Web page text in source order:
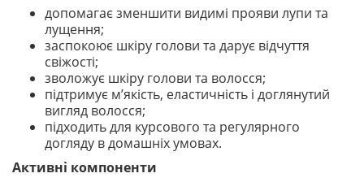
допомагає зменшити видимі прояви лупи та
лущення;
заспокоює шкіру голови та дарує відчуття
свіжості;
зволожує шкіру голови та волосся;
підтримує м’якість, еластичність і доглянутий
вигляд волосся;
підходить для курсового та регулярного
догляду в домашніх умовах.
Активні компоненти